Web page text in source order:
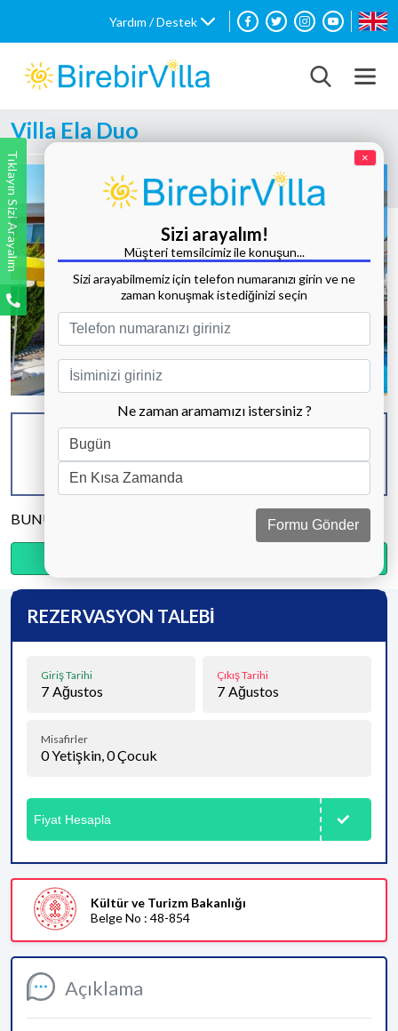
Yardım / Destek
Villa Ela Duo
Tüm Fotoğrafları Göster
KAPASİTE
6 KİŞİ
BANYO & WC
2 ADET
YATAK ODASI
BUNU PAYLAŞ
Açıklama
REZERVASYON TALEBİ
Giriş Tarihi
7 Ağustos
Çıkış Tarihi
7 Ağustos
Misafirler
0Yetişkin,0Çocuk
Fiyat Hesapla
Kültür ve Turizm Bakanlığı
Belge No : 48-854
Tıklayın Sizi Arayalım ×
Sizi arayalım!
Müşteri temsilcimiz ile konuşun...
Sizi arayabilmemiz için telefon numaranızı girin ve ne
zaman konuşmak istediğinizi seçin
Ne zaman aramamızı istersiniz ?
Formu Gönder